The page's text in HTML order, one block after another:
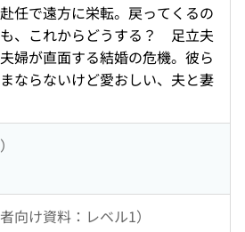
任で遠方に栄転。戻ってくるの
、これからどうする？ 足立夫
婦が直面する結婚の危機。彼ら
ならないけど愛おしい、夫と妻
向け資料：レベル1）